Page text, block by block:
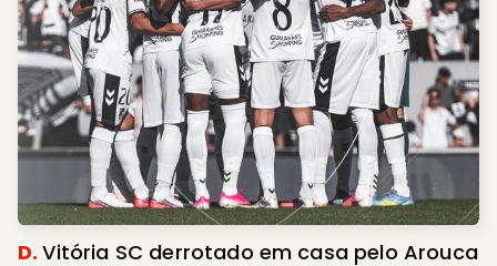
D.Vitória SC derrotado em casa pelo Arouca